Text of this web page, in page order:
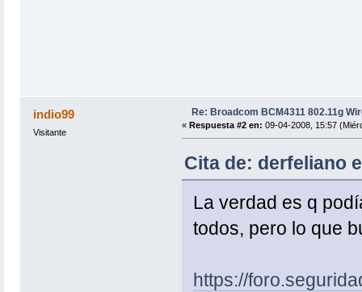
indio99
Visitante
Re: Broadcom BCM4311 802.11g
« Respuesta #2 en: 09-04-2008, 15:57
Cita de: derfeliano
La verdad es q
todos, pero lo que
https://